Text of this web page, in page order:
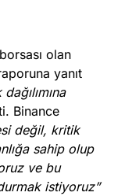
olan
yanıt
Binance
değil, kritik
sahip olup
ve bu
istiyoruz”